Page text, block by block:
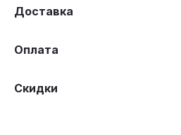
Доставка
Оплата
Скидки